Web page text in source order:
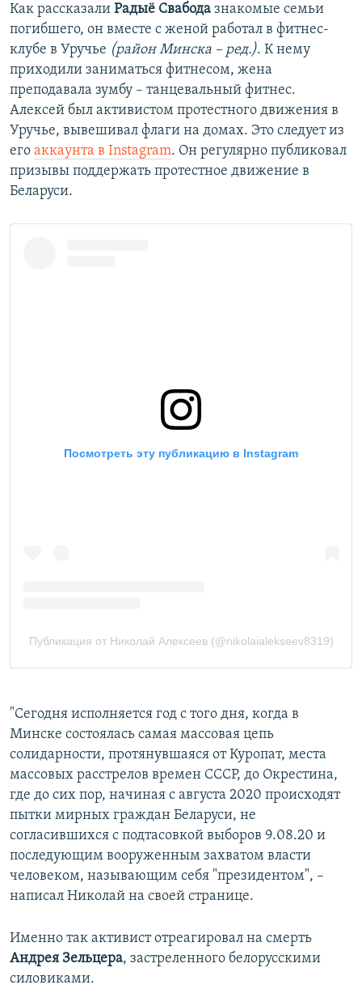
Как рассказали Радыё Свабода знакомые семьи
погибшего, он вместе с женой работал в фитнес-
клубе в Уручье (район Минска – ред.). К нему
приходили заниматься фитнесом, жена
преподавала зумбу – танцевальный фитнес.
Алексей был активистом протестного движения в
Уручье, вывешивал флаги на домах. Это следует из
его аккаунта в Instagram. Он регулярно публиковал
призывы поддержать протестное движение в
Беларуси.
"Сегодня исполняется год с того дня, когда в
Минске состоялась самая массовая цепь
солидарности, протянувшаяся от Куропат, места
массовых расстрелов времен СССР, до Окрестина,
где до сих пор, начиная с августа 2020 происходят
пытки мирных граждан Беларуси, не
согласившихся с подтасовкой выборов 9.08.20 и
последующим вооруженным захватом власти
человеком, называющим себя "президентом", –
написал Николай на своей странице.
Именно так активист отреагировал на смерть
Андрея Зельцера, застреленного белорусскими
силовиками.